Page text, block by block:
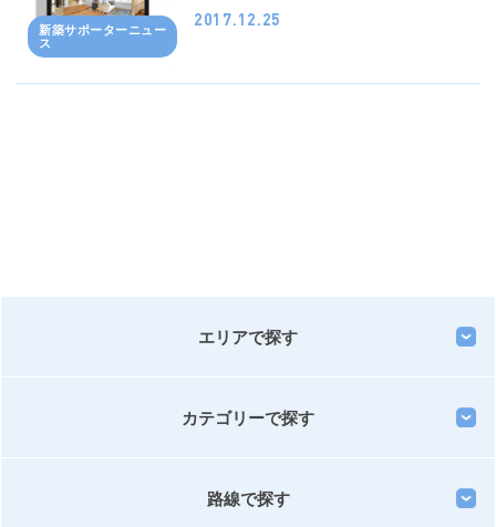
新築サポーターニュー
ス
2017.12.25
エリアで探す
カテゴリーで探す
路線で探す